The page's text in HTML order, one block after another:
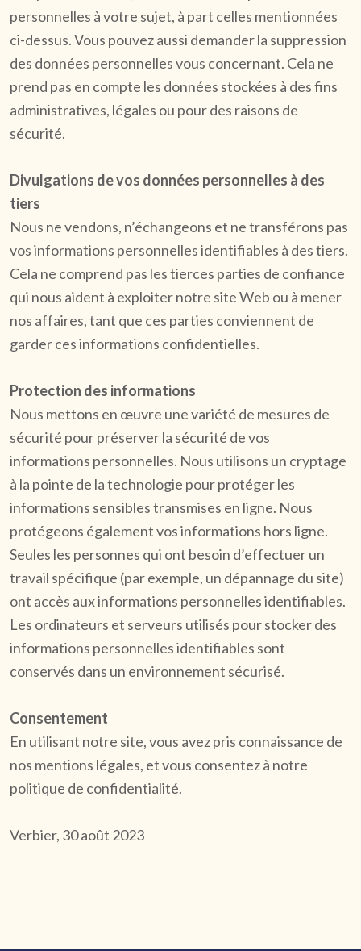
personnelles à votre sujet, à part celles mentionnées
ci-dessus. Vous pouvez aussi demander la suppression
des données personnelles vous concernant. Cela ne
prend pas en compte les données stockées à des fins
administratives, légales ou pour des raisons de
sécurité.
Divulgations de vos données personnelles à des
tiers
Nous ne vendons, n’échangeons et ne transférons pas
vos informations personnelles identifiables à des tiers.
Cela ne comprend pas les tierces parties de confiance
qui nous aident à exploiter notre site Web ou à mener
nos affaires, tant que ces parties conviennent de
garder ces informations confidentielles.
Protection des informations
Nous mettons en œuvre une variété de mesures de
sécurité pour préserver la sécurité de vos
informations personnelles. Nous utilisons un cryptage
à la pointe de la technologie pour protéger les
informations sensibles transmises en ligne. Nous
protégeons également vos informations hors ligne.
Seules les personnes qui ont besoin d’effectuer un
travail spécifique (par exemple, un dépannage du site)
ont accès aux informations personnelles identifiables.
Les ordinateurs et serveurs utilisés pour stocker des
informations personnelles identifiables sont
conservés dans un environnement sécurisé.
Consentement
En utilisant notre site, vous avez pris connaissance de
nos mentions légales, et vous consentez à notre
politique de confidentialité.
Verbier, 30 août 2023